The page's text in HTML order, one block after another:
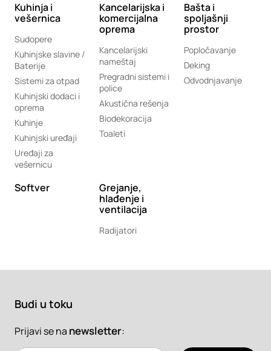
Kuhinja i
vešernica
Sudopere
Kuhinjske slavine /
Baterije
Sistemi za otpad
Kuhinjski dodaci i
oprema
Kuhinje
Kuhinjski uređaji
Uređaji za
vešernicu
Kancelarijska i
komercijalna
oprema
Kancelarijski
nameštaj
Pregradni sistemi i
police
Akustična rešenja
Biodekoracija
Toaleti
Bašta i
spoljašnji
prostor
Popločavanje
Deking
Odvodnjavanje
Softver
Grejanje,
hlađenje i
ventilacija
Radijatori
Budi u toku
Prijavi se na newsletter: